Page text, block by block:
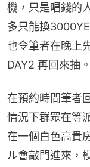
機，只是唱錢的
多只能換
也令筆者在晚上
DAY2 再回來抽。
在預約時間筆者
情況下群眾在等
在一個白色高貴
ル會敲門進來，